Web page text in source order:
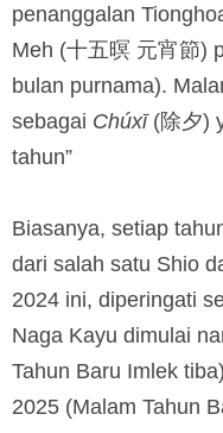
penanggalan
Meh (十五暝 元宵節)
bulan purnama).
sebagai Chúxī(除夕)
tahun”
Biasanya, setiap
dari salah satu Shio
2024 ini, diperingati
Naga Kayu dimulai
Tahun Baru Imlek
2025 (Malam Tahun